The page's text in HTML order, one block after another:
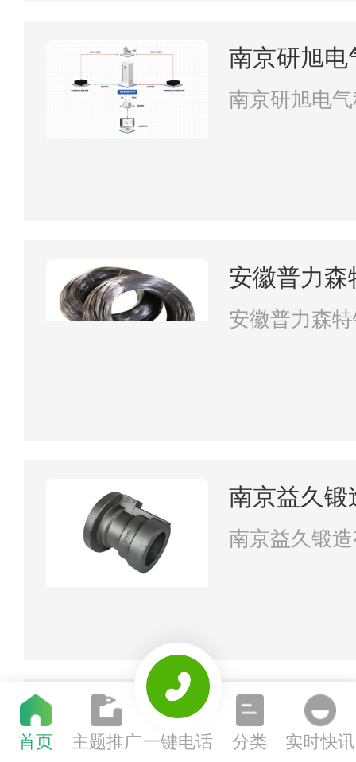
南京研旭电
南京研旭电
安徽普力
安徽普力森
南京益久锻
南京益久锻
江苏盛泰
首页 主题推广一键电话 分类 实时快讯